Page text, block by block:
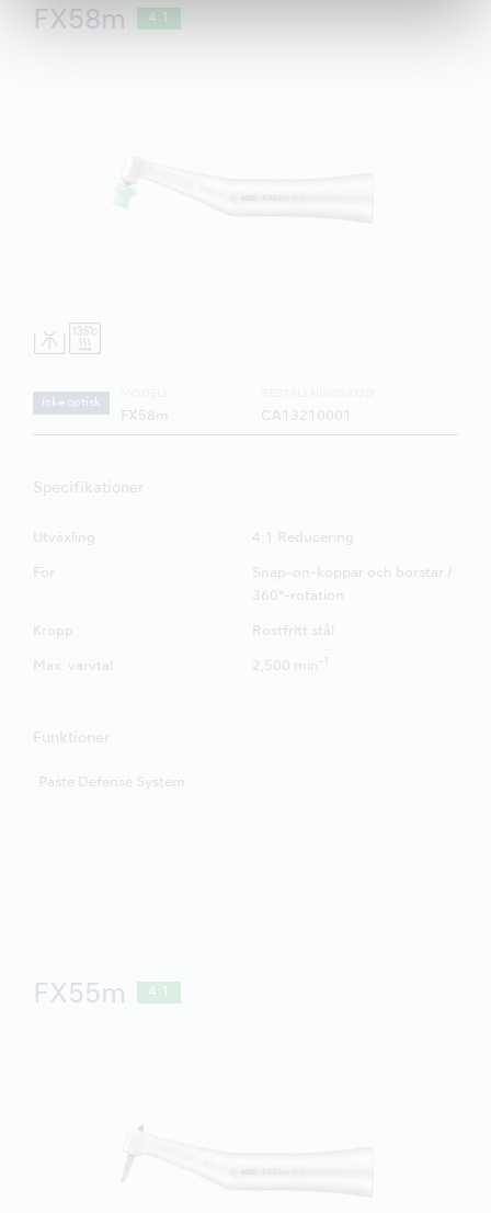
FX58m 4:1
Icke optisk
FX58m CA13210001
Specifikationer
Utväxling 4:1 Reducering
För
Snap-on-koppar och borstar /
360°-rotation
Kropp Rostfritt stål
Max. varvtal 2,500 min -1
Funktioner
Paste Defense System
FX55m 4:1